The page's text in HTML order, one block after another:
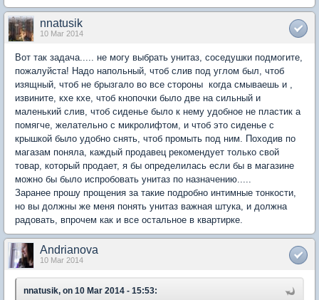
nnatusik
10 Mar 2014
Вот так задача..... не могу выбрать унитаз, соседушки подмогите,
пожалуйста! Надо напольный, чтоб слив под углом был, чтоб
изящный, чтоб не брызгало во все стороны когда смываешь и ,
извините, кхе кхе, чтоб кнопочки было две на сильный и
маленький слив, чтоб сиденье было к нему удобное не пластик а
помягче, желательно с микролифтом, и чтоб это сиденье с
крышкой было удобно снять, чтоб промыть под ним. Походив по
магазам поняла, каждый продавец рекомендует только свой
товар, который продает, я бы определилась если бы в магазине
можно бы было испробовать унитаз по назначению.....
Заранее прошу прощения за такие подробно интимные тонкости,
но вы должны же меня понять унитаз важная штука, и должна
радовать, впрочем как и все остальное в квартирке.
Andrianova
10 Mar 2014
nnatusik, on 10 Mar 2014 - 15:53: